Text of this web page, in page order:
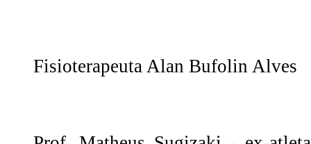
Fisioterapeuta Alan Bufolin Alves